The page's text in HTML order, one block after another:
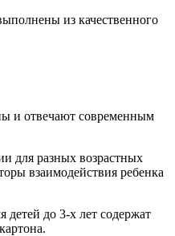
из качественного
и отвечают современным
для разных возрастных
взаимодействия ребенка
до 3-х лет содержат